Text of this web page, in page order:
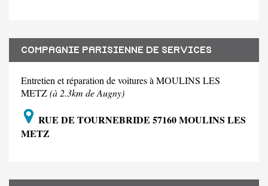
COMPAGNIE PARISIENNE DE SERVICES
Entretien et réparation de voitures à MOULINS LES
METZ(à 2.3km de Augny)
RUE DE TOURNEBRIDE 57160 MOULINS LES
METZ